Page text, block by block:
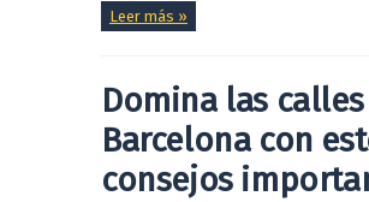
Leer más »
Domina las
Barcelona con
consejos